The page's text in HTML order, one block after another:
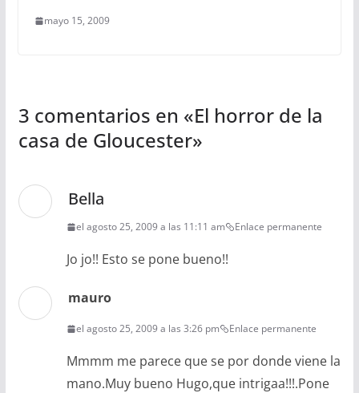
mayo 15, 2009
3 comentarios en «El horror de la
casa de Gloucester»
Bella
el agosto 25, 2009 a las 11:11 am Enlace permanente
Jo jo!! Esto se pone bueno!!
mauro
el agosto 25, 2009 a las 3:26 pm Enlace permanente
Mmmm me parece que se por donde viene la
mano.Muy bueno Hugo,que intrigaa!!!.Pone